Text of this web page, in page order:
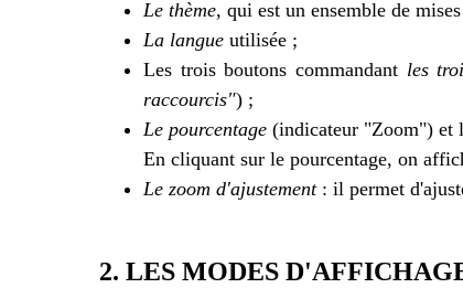
Le thème, qui est un ensemble de
La langue utilisée ;
Les trois boutons commandant les
raccourcis") ;
Le pourcentage (indicateur "Zoom") et
En cliquant sur le pourcentage, on
Le zoom d'ajustement: il permet
2. LES MODES